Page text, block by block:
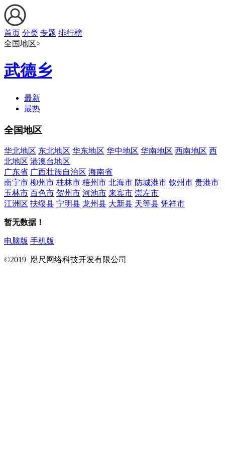
首页 分类 专题 排行榜
全国地区>
武德乡
最新
最热
全国地区
华北地区 东北地区 华东地区 华中地区 华南地区 西南地区 西
北地区 港澳台地区
广东省 广西壮族自治区 海南省
南宁市 柳州市 桂林市 梧州市 北海市 防城港市 钦州市 贵港市
玉林市 百色市 贺州市 河池市 来宾市 崇左市
江洲区 扶绥县 宁明县 龙州县 大新县 天等县 凭祥市
暂无数据！
电脑版 手机版
©2019 咫尺网络科技开发有限公司